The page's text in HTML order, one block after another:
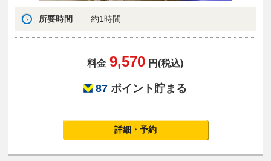
所要時間 約1時間
料金 9,570 円(税込)
87 ポイント貯まる
詳細・予約